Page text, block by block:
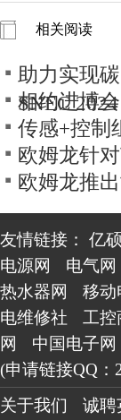
相关阅读
助力实现
SNEC 2024
相约进博
传感+控制
欧姆龙针
欧姆龙推
友情链接： 亿
电源网
电气网
热水器网
移动
电维修社
工控
网
中国电子网
(申请链接QQ：
关于我们
诚聘